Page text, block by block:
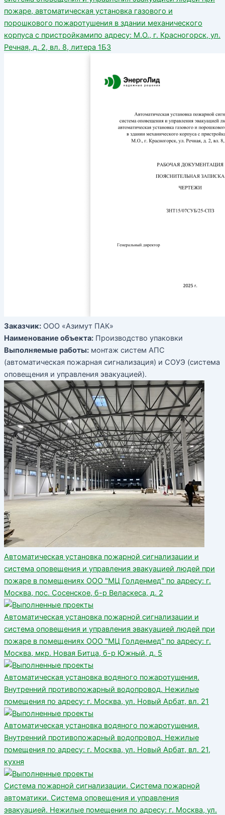
пожаре, автоматическая установка газового и
порошкового пожаротушения в здании механического
корпуса с пристройкамипо адресу: М.О., г. Красногорск, ул.
Речная, д. 2, вл. 8, литера 1Б3
Заказчик: ООО «Азимут ПАК»
Наименование объекта: Производство упаковки
Выполняемые работы: монтаж систем АПС
(автоматическая пожарная сигнализация) и СОУЭ (система
оповещения и управления эвакуацией).
Автоматическая установка пожарной сигнализации и
система оповещения и управления эвакуацией людей при
пожаре в помещениях ООО "МЦ Голденмед" по адресу: г.
Москва, пос. Сосенское, б-р Веласкеса, д. 2
Автоматическая установка пожарной сигнализации и
система оповещения и управления эвакуацией людей при
пожаре в помещениях ООО "МЦ Голденмед" по адресу: г.
Москва, мкр. Новая Битца, б-р Южный, д. 5
Автоматическая установка водяного пожаротушения.
Внутренний противопожарный водопровод. Нежилые
помещения по адресу: г. Москва, ул. Новый Арбат, вл. 21
Автоматическая установка водяного пожаротушения.
Внутренний противопожарный водопровод. Нежилые
помещения по адресу: г. Москва, ул. Новый Арбат, вл. 21,
кухня
Система пожарной сигнализации. Система пожарной
автоматики. Система оповещения и управления
эвакуацией. Нежилые помещения по адресу: г. Москва, ул.